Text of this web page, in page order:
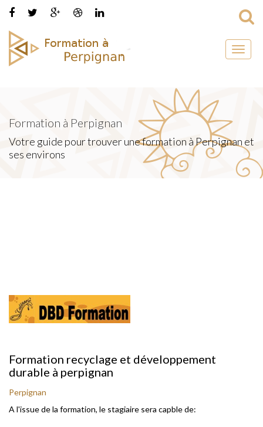
Toggle
Formation à Perpignan
Votre guide pour trouver une formation à Perpignan et
ses environs
Formation recyclage et développement
durable à perpignan
Perpignan
A l'issue de la formation, le stagiaire sera capble de: